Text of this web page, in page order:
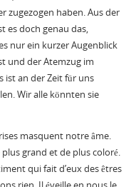
zugezogen haben. Aus der
es doch genau das,
nur ein kurzer Augenblick
und der Atemzug im
ist an der Zeit für uns
Wir alle könnten sie
masquent notre âme.
grand et de plus coloré.
qui fait d’eux des êtres